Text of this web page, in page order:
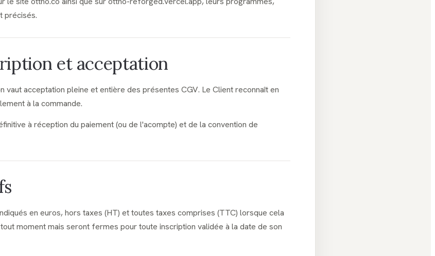
précisés.
et acceptation
vaut acceptation pleine et entière des présentes CGV. Le Client reconnaît en
à la commande.
à réception du paiement (ou de l'acompte) et de la convention de
en euros, hors taxes (HT) et toutes taxes comprises (TTC) lorsque cela
moment mais seront fermes pour toute inscription validée à la date de son